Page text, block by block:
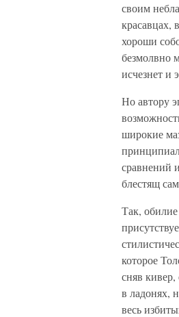
своим
красавцах,
хороши
безмолвно
исчезнет и
Но автору
широкие
сравнений
блестящ
Так,
которое
сняв кивер,
в ладонях,
весь